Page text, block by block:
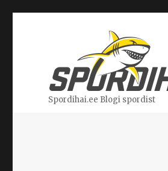
Spordihai.ee Blogi spordist